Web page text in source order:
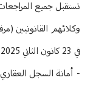
تستقبل جميع
وكلائهم القانونيين
في 23 كانون الثاني 2025 معاملات جديدة .